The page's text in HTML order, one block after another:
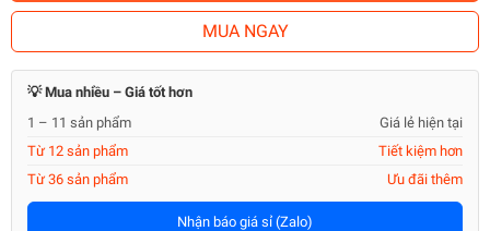
MUA NGAY
💡 Mua nhiều – Giá tốt hơn
1 – 11 sản phẩm
Giá lẻ hiện tại
Từ 12 sản phẩm
Tiết kiệm hơn
Từ 36 sản phẩm
Ưu đãi thêm
Nhận báo giá sỉ (Zalo)